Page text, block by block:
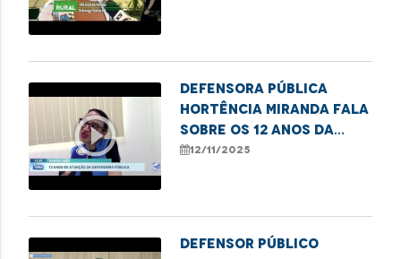
play_circle_outline
Defensora Pública
Hortência Miranda fala
sobre os 12 anos da
DPE/MA em Santa Inês
12/11/2025
Defensor Público